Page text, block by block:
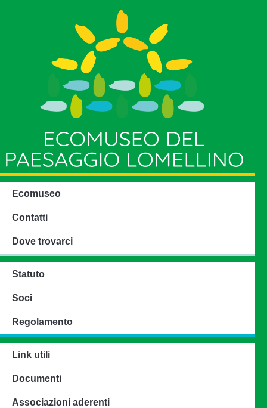
Ecomuseo
Contatti
Dove trovarci
Statuto
Soci
Regolamento
Link utili
Documenti
Associazioni aderenti